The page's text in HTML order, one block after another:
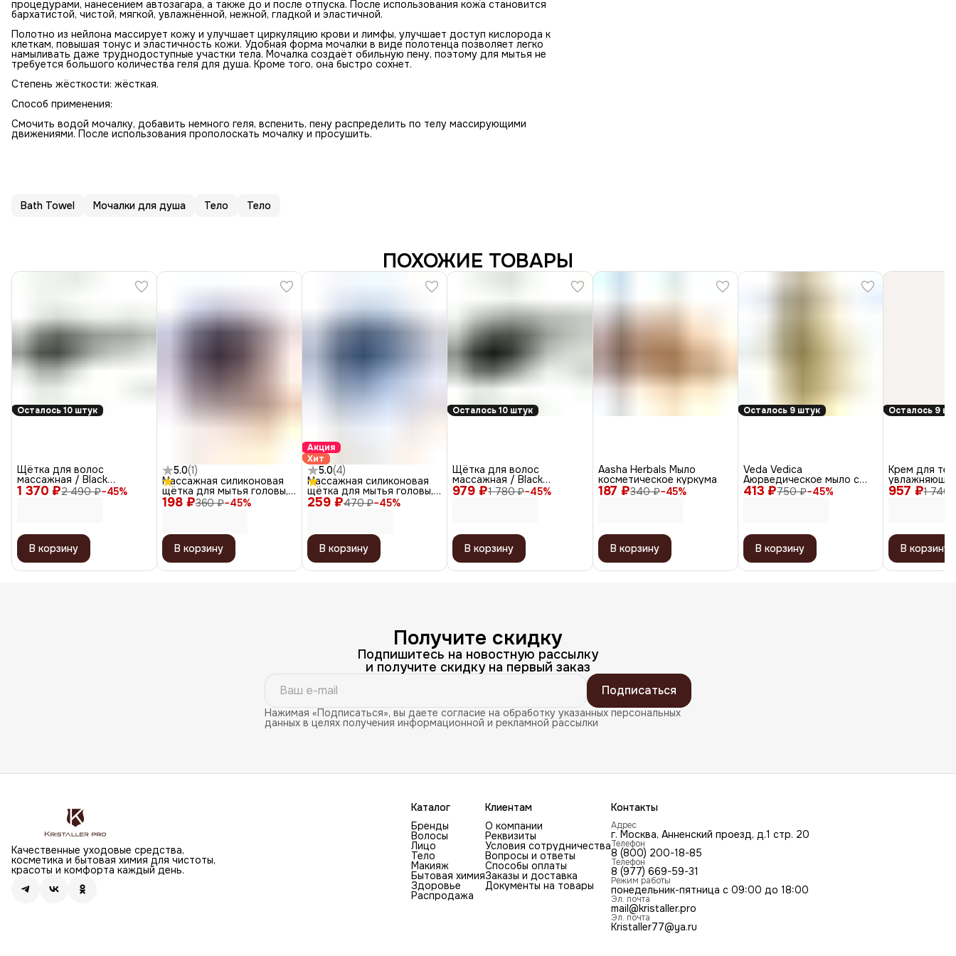
процедурами, нанесением автозагара, а также до и после отпуска. После использования кожа становится
бархатистой, чистой, мягкой, увлажнённой, нежной, гладкой и эластичной.
Полотно из нейлона массирует кожу и улучшает циркуляцию крови и лимфы, улучшает доступ кислорода к
клеткам, повышая тонус и эластичность кожи. Удобная форма мочалки в виде полотенца позволяет легко
намыливать даже труднодоступные участки тела. Мочалка создаёт обильную пену, поэтому для мытья не
требуется большого количества геля для душа. Кроме того, она быстро сохнет.
Степень жёсткости: жёсткая.
Способ применения:
Смочить водой мочалку, добавить немного геля, вспенить, пену распределить по телу массирующими
движениями. После использования прополоскать мочалку и просушить.
Bath Towel Мочалки для душа Тело Тело
ПОХОЖИЕ ТОВАРЫ
Осталось 10 штук
1 370 ₽2 490 ₽−45%
Щётка для волос
массажная / Black
BRWT62, черный
В корзину
5.0(1)
198 ₽360 ₽−45%
Массажная силиконовая
щётка для мытья головы,
желтый
В корзину
Акция
Хит
5.0(4)
259 ₽470 ₽−45%
Массажная силиконовая
щётка для мытья головы,
белый
В корзину
Осталось 10 штук
979 ₽1 780 ₽−45%
Щётка для волос
массажная / Black
BRWT63, черный
В корзину
187 ₽340 ₽−45%
Aasha Herbals Мыло
косметическое куркума
В корзину
Осталось 9 штук
413 ₽750 ₽−45%
Veda Vedica
Аюрведическое мыло с
маслом кумкумади
В корзину
Осталось 9
957 ₽1 740
Крем для
В корзину
Получите скидку
Подпишитесь на новостную рассылку
и получите скидку на первый заказ
Подписаться
Нажимая «Подписаться», вы даете согласие на обработку указанных персональных
данных в целях получения информационной и рекламной рассылки
Качественные уходовые средства,
косметика и бытовая химия для чистоты,
красоты и комфорта каждый день.
Каталог
Бренды
Волосы
Лицо
Тело
Макияж
Бытовая химия
Здоровье
Распродажа
Клиентам
О компании
Реквизиты
Условия сотрудничества
Вопросы и ответы
Способы оплаты
Заказы и доставка
Документы на товары
Контакты
Адрес
г. Москва, Анненский проезд, д.1 стр. 20
Телефон
8 (800) 200-18-85
Телефон
8 (977) 669-59-31
Режим работы
понедельник-пятница с 09:00 до 18:00
Эл. почта
mail@kristaller.pro
Эл. почта
Kristaller77@ya.ru